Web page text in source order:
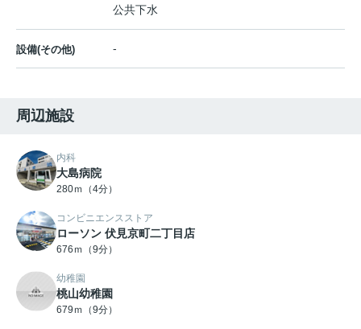
公共下水
設備(その他) -
周辺施設
内科
大島病院
280ｍ（4分）
コンビニエンスストア
ローソン 伏見京町二丁目店
676ｍ（9分）
幼稚園
桃山幼稚園
679ｍ（9分）